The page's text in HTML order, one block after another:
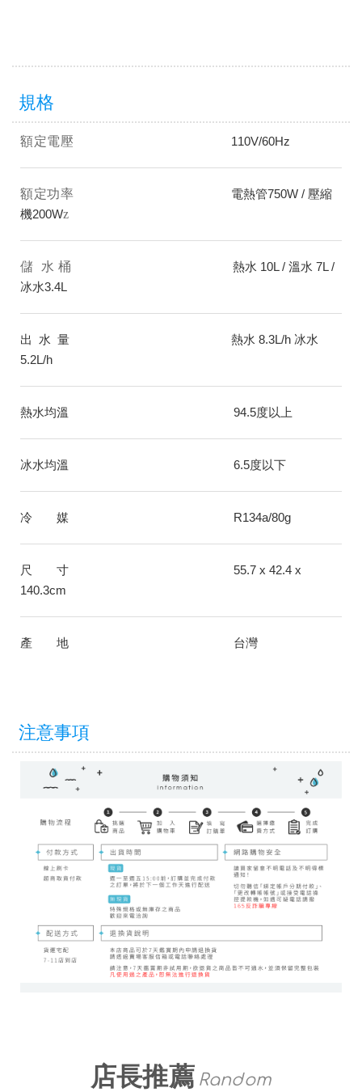
規格
額定電壓 110V/60Hz
額定功率 電熱管750W / 壓縮
機200Wz
儲 水 桶
熱水 10L / 溫水 7L /
冰水3.4L
出 水 量
熱水 8.3L/h 冰水
5.2L/h
熱水均溫 94.5度以上
冰水均溫 6.5度以下
冷 媒 R134a/80g
尺 寸
55.7 x 42.4 x
140.3cm
產 地 台灣
注意事項
店長推薦 Random